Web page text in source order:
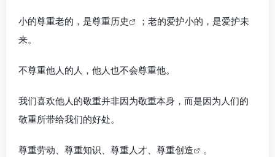
小的尊重老的，是尊重历史
；老的爱护小的，是爱护未
来。
不尊重他人的人，他人也不会尊重他。
我们喜欢他人的敬重并非因为敬重本身，而是因为人们的
敬重所带给我们的好处。
尊重劳动、尊重知识、尊重人才、尊重创造 。